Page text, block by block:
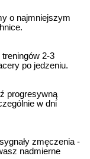
o najmniejszym
2-3
po jedzeniu.
progresywną
w dni
zmęczenia -
nadmierne